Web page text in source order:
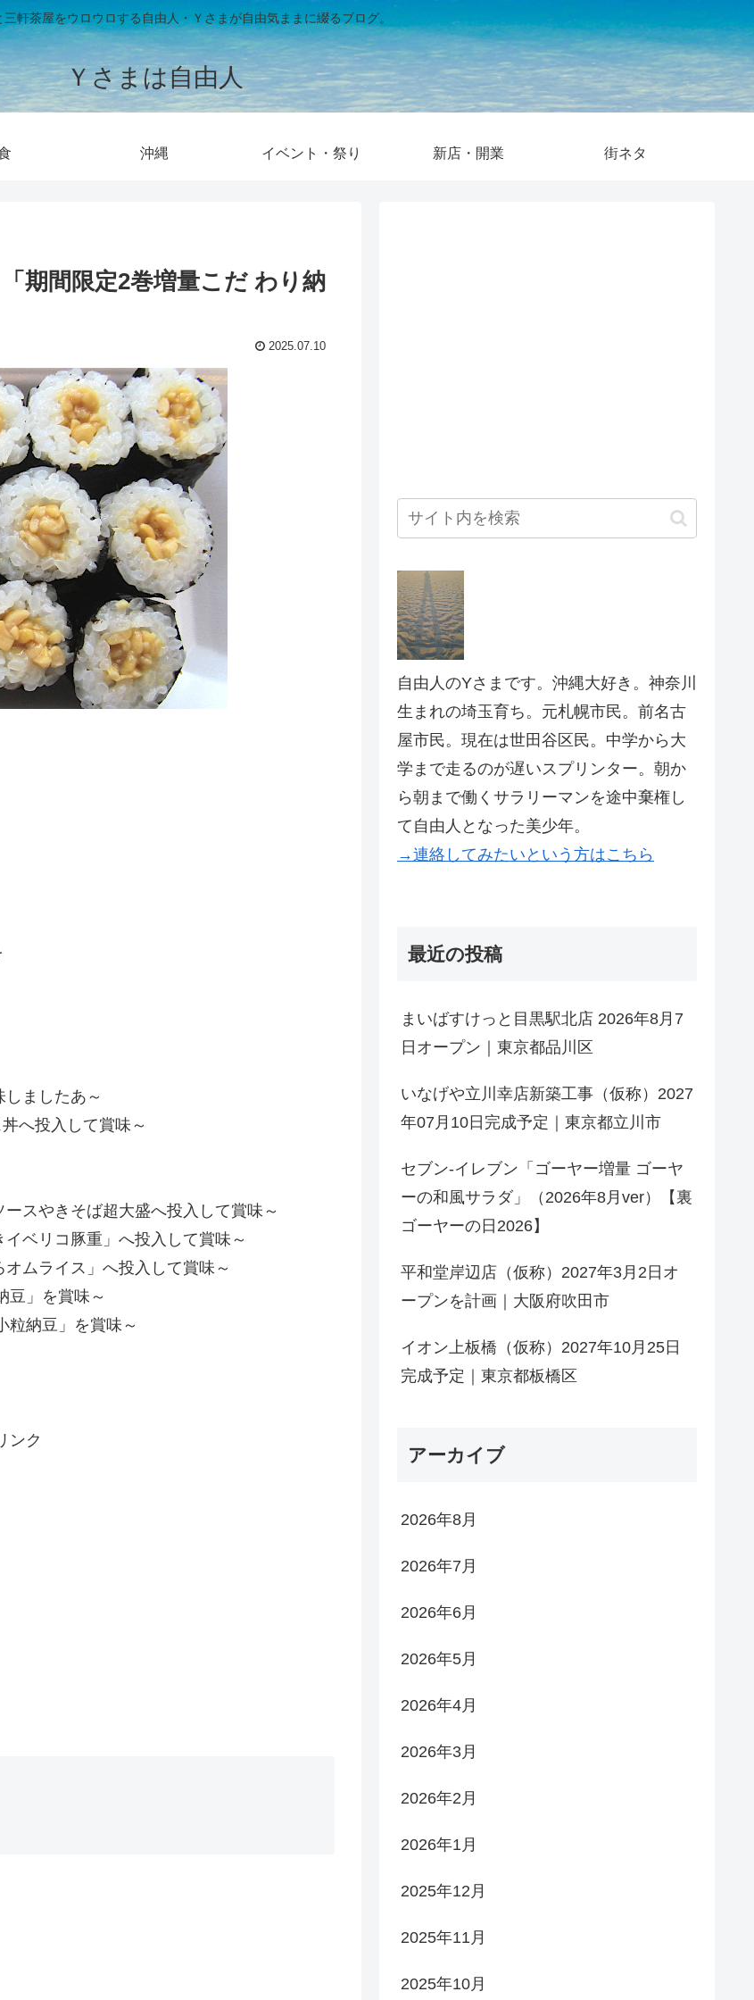
軒茶屋をウロウロする自由人・Ｙさまが自由気ままに綴るブログ。
Ｙさまは自由人
沖縄 イベント・祭り 新店・開業 街ネタ
期間限定2巻増量こだ わり納
2025.07.10
ましたあ～
へ投入して賞味～
スやきそば超大盛へ投入して賞味～
ベリコ豚重」へ投入して賞味～
ムライス」へ投入して賞味～
豆」を賞味～
粒納豆」を賞味～
ンク
自由人のYさまです。沖縄大好き。神奈川
生まれの埼玉育ち。元札幌市民。前名古
屋市民。現在は世田谷区民。中学から大
学まで走るのが遅いスプリンター。朝か
ら朝まで働くサラリーマンを途中棄権し
て自由人となった美少年。
→連絡してみたいという方はこちら
最近の投稿
まいばすけっと目黒駅北店 2026年8月7
日オープン｜東京都品川区
いなげや立川幸店新築工事（仮称）2027
年07月10日完成予定｜東京都立川市
セブン-イレブン「ゴーヤー増量 ゴーヤ
ーの和風サラダ」（2026年8月ver）【裏
ゴーヤーの日2026】
平和堂岸辺店（仮称）2027年3月2日オ
ープンを計画｜大阪府吹田市
イオン上板橋（仮称）2027年10月25日
完成予定｜東京都板橋区
アーカイブ
2026年8月
2026年7月
2026年6月
2026年5月
2026年4月
2026年3月
2026年2月
2026年1月
2025年12月
2025年11月
2025年10月